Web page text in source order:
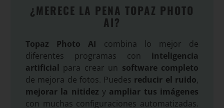
¿MERECE LA PENA TOPAZ PHOTO
AI?
Topaz Photo AI combina lo mejor de
diferentes programas con inteligencia
artificial para crear un software completo
de mejora de fotos. Puedes reducir el ruido,
mejorar la nitidez y ampliar tus imágenes
con muchas configuraciones automatizadas.